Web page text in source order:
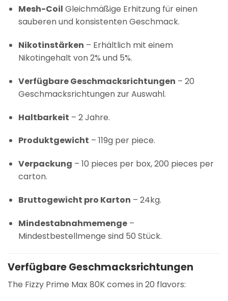
Mesh-Coil Gleichmäßige Erhitzung für einen
sauberen und konsistenten Geschmack.
Nikotinstärken – Erhältlich mit einem
Nikotingehalt von 2% und 5%.
Verfügbare Geschmacksrichtungen – 20
Geschmacksrichtungen zur Auswahl.
Haltbarkeit – 2 Jahre.
Produktgewicht – 119g per piece.
Verpackung – 10 pieces per box, 200 pieces per
carton.
Bruttogewicht pro Karton – 24kg.
Mindestabnahmemenge–
Mindestbestellmenge sind 50 Stück.
Verfügbare Geschmacksrichtungen
The Fizzy Prime Max 80K comes in 20 flavors: